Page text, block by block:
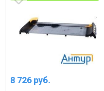
8 726 руб.